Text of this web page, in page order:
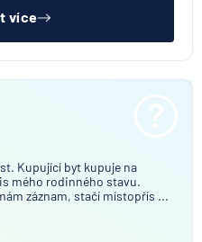
více
Kupující byt kupuje na
mého rodinného stavu.
záznam, stačí místopřís ...